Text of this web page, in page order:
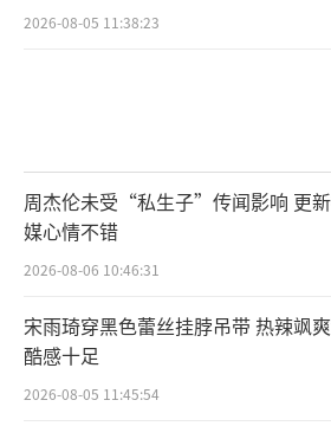
2026-08-05 11:38:23
周杰伦未受“私生子”传闻影响 更
媒心情不错
2026-08-06 10:46:31
宋雨琦穿黑色蕾丝挂脖吊带 热辣飒
酷感十足
2026-08-05 11:45:54